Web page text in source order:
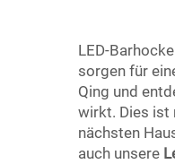
LED-
sorgen für
Qing und
wirkt. Dies ist
nächsten
auch unsere